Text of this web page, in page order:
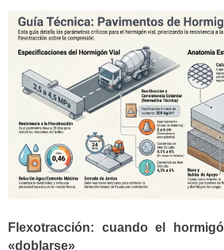
Flexotracción: cuando el
«doblarse»